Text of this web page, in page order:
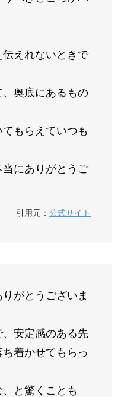
えれないときで
、奥底にあるもの
もらえていつも
にありがとうご
引用元：公式サイト
がとうございま
安定感のある先
着かせてもらっ
と驚くことも